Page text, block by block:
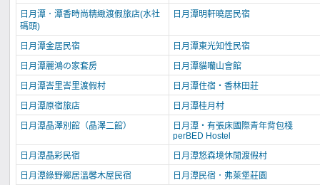
日月潭．潭香時尚精緻渡假旅店(水社
碼頭)
日月潭明軒曉居民宿
日月潭金居民宿
日月潭東光知性民宿
日月潭麗鴻の家套房
日月潭貓囒山會館
日月潭峇里峇里渡假村
日月潭住宿‧香林田莊
日月潭原宿旅店
日月潭桂月村
日月潭晶澤別館（晶澤二館）
日月潭‧有張床國際青年背包棧
perBED Hostel
日月潭晶彩民宿
日月潭悠森境休閒渡假村
日月潭綠野鄉居溫馨木屋民宿
日月潭民宿．弗萊堡莊園